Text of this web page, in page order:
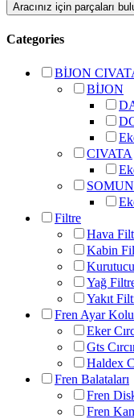
Aracınız için parçaları
Categories
BİJON
BİJON
CIVATA
SOMUN
Filtre
Hava
Kabin
Yağ
Yakıt
Fren Ayar
Eker
Gts
Haldex
Fren Balataları
Fren
Fren